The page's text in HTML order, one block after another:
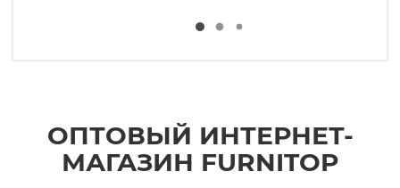
ОПТОВЫЙ ИНТЕРНЕТ-
МАГАЗИН FURNITOP